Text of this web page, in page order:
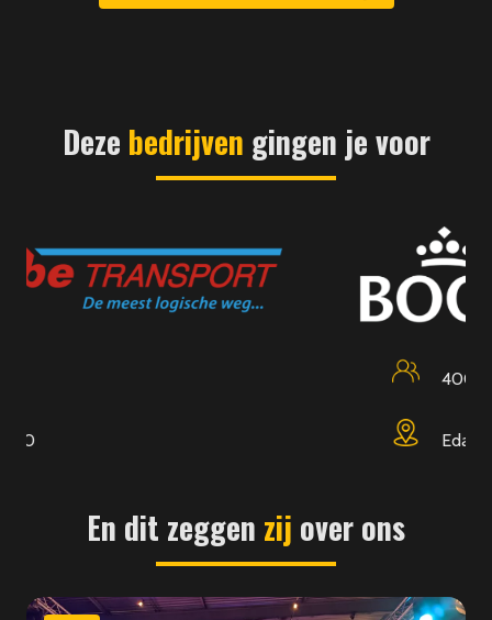
Deze bedrijven gingen je voor
En dit zeggen zij over ons